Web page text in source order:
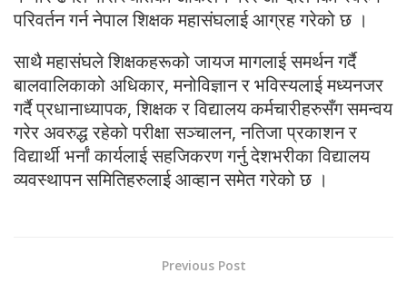
परिवर्तन गर्न नेपाल शिक्षक महासंघलाई आग्रह गरेको छ ।
साथै महासंघले शिक्षकहरूको जायज मागलाई समर्थन गर्दै
बालवालिकाको अधिकार, मनोविज्ञान र भविस्यलाई मध्यनजर
गर्दै प्रधानाध्यापक, शिक्षक र विद्यालय कर्मचारीहरुसँग समन्वय
गरेर अवरुद्ध रहेको परीक्षा सञ्चालन, नतिजा प्रकाशन र
विद्यार्थी भर्नां कार्यलाई सहजिकरण गर्नु देशभरीका विद्यालय
व्यवस्थापन समितिहरुलाई आव्हान समेत गरेको छ ।
Previous Post